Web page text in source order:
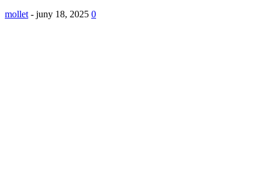
mollet - juny 18, 2025 0